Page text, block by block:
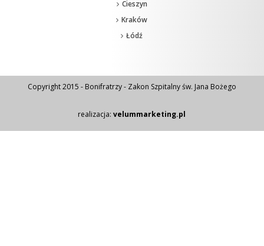
Cieszyn
Kraków
Łódź
Copyright 2015 - Bonifratrzy - Zakon Szpitalny św. Jana Bożego
realizacja:velummarketing.pl